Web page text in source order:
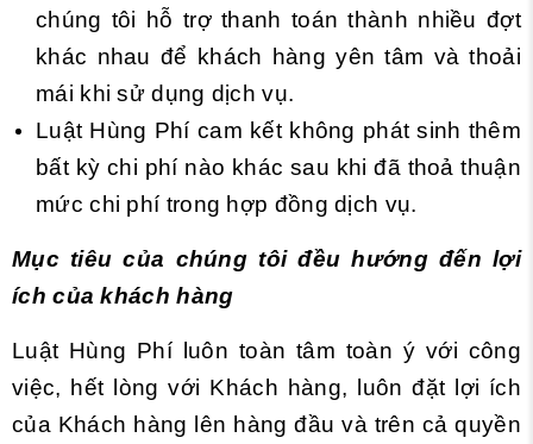
chúng tôi hỗ trợ thanh toán thành nhiều đợt
khác nhau để khách hàng yên tâm và thoải
mái khi sử dụng dịch vụ.
Luật Hùng Phí cam kết không phát sinh thêm
bất kỳ chi phí nào khác sau khi đã thoả thuận
mức chi phí trong hợp đồng dịch vụ.
Mục tiêu của chúng tôi đều hướng đến lợi
ích của khách hàng
Luật Hùng Phí luôn toàn tâm toàn ý với công
việc, hết lòng với Khách hàng, luôn đặt lợi ích
của Khách hàng lên hàng đầu và trên cả quyền